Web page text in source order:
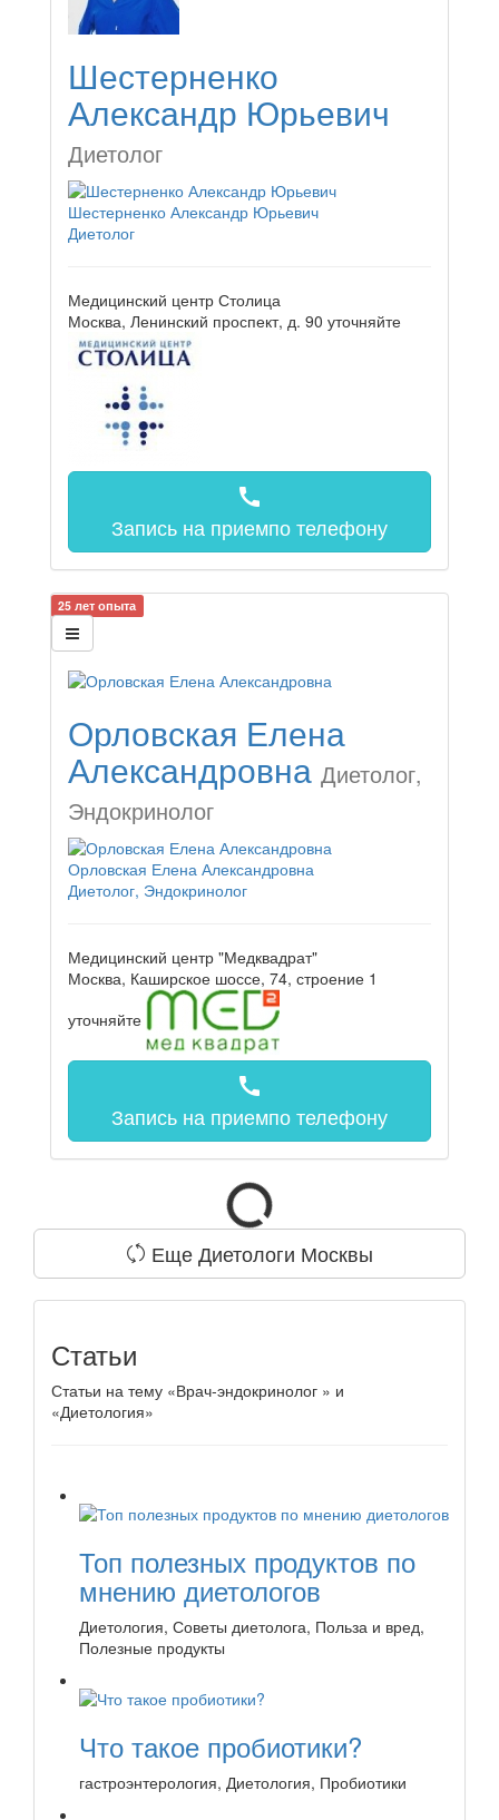
Шестерненко
Александр Юрьевич
Диетолог
Шестерненко Александр Юрьевич
Диетолог
Медицинский центр Столица
Москва, Ленинский проспект, д. 90 уточняйте
call
Запись на приемпо телефону
25 лет опыта
Орловская Елена
Александровна Диетолог,
Эндокринолог
Орловская Елена Александровна
Диетолог, Эндокринолог
Медицинский центр "Медквадрат"
Москва, Каширское шоссе, 74, строение 1
уточняйте
call
Запись на приемпо телефону
Еще Диетологи Москвы
Статьи
Статьи на тему «Врач-эндокринолог » и
«Диетология»
Топ полезных продуктов по
мнению диетологов
Диетология, Советы диетолога, Польза и вред,
Полезные продукты
Что такое пробиотики?
гастроэнтерология, Диетология, Пробиотики